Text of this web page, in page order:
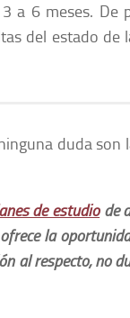
a 6 meses. De
del estado de
duda son
de estudiode
la
al respecto, no